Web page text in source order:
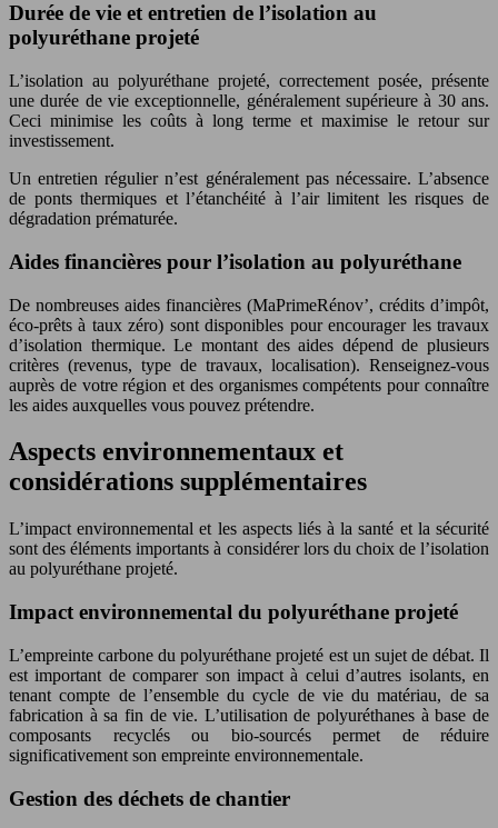
Durée de vie et entretien de l’isolation au
polyuréthane projeté
L’isolation au polyuréthane projeté, correctement posée, présente
une durée de vie exceptionnelle, généralement supérieure à 30 ans.
Ceci minimise les coûts à long terme et maximise le retour sur
investissement.
Un entretien régulier n’est généralement pas nécessaire. L’absence
de ponts thermiques et l’étanchéité à l’air limitent les risques de
dégradation prématurée.
Aides financières pour l’isolation au polyuréthane
De nombreuses aides financières (MaPrimeRénov’, crédits d’impôt,
éco-prêts à taux zéro) sont disponibles pour encourager les travaux
d’isolation thermique. Le montant des aides dépend de plusieurs
critères (revenus, type de travaux, localisation). Renseignez-vous
auprès de votre région et des organismes compétents pour connaître
les aides auxquelles vous pouvez prétendre.
Aspects environnementaux et
considérations supplémentaires
L’impact environnemental et les aspects liés à la santé et la sécurité
sont des éléments importants à considérer lors du choix de l’isolation
au polyuréthane projeté.
Impact environnemental du polyuréthane projeté
L’empreinte carbone du polyuréthane projeté est un sujet de débat. Il
est important de comparer son impact à celui d’autres isolants, en
tenant compte de l’ensemble du cycle de vie du matériau, de sa
fabrication à sa fin de vie. L’utilisation de polyuréthanes à base de
composants recyclés ou bio-sourcés permet de réduire
significativement son empreinte environnementale.
Gestion des déchets de chantier